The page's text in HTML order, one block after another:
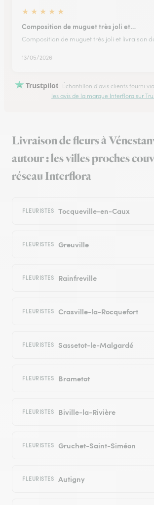
★ ★ ★ ★ ★
Composition de muguet très joli et…
Composition de muguet très joli et livraison
13/05/2026
Trustpilot Échantillon d'avis clients fourni
les avis de la marque Interflora sur
Livraison de fleurs à
autour : les villes proches
réseau Interflora
FLEURISTES Tocqueville-en-Caux
FLEURISTES Greuville
FLEURISTES Rainfreville
FLEURISTES Crasville-la-Rocquefort
FLEURISTES Sassetot-le-Malgardé
FLEURISTES Brametot
FLEURISTES Biville-la-Rivière
FLEURISTES Gruchet-Saint-Siméon
FLEURISTES Autigny